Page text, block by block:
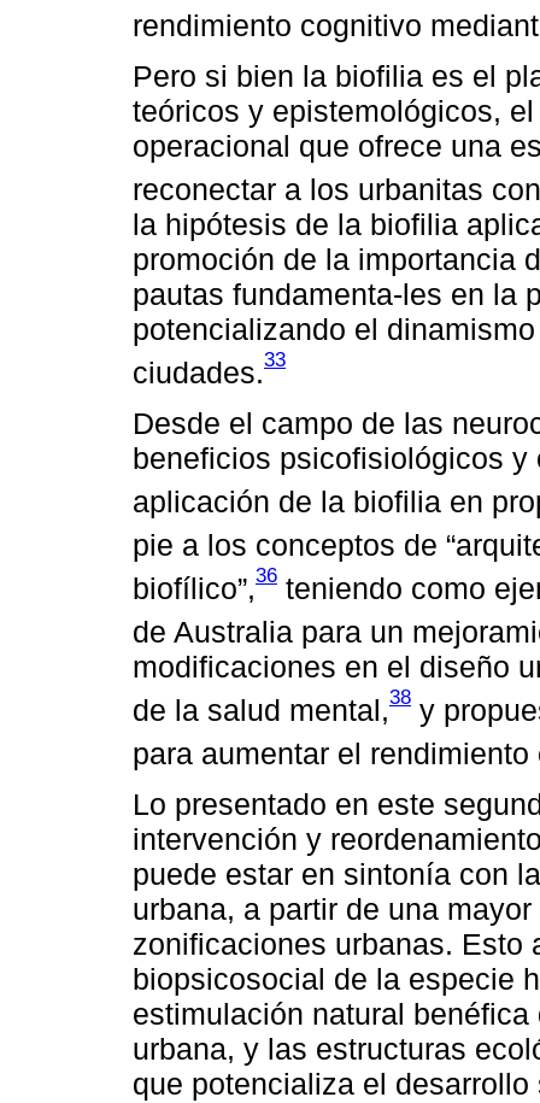
rendimiento cognitivo
Pero si bien la biofilia es el
teóricos y epistemológicos,
operacional que ofrece una
reconectar a los urbanitas
la hipótesis de la biofilia
promoción de la importancia
pautas fundamenta-les en la
potencializando el
ciudades.33
Desde el campo de las
beneficios psicofisiológicos
aplicación de la biofilia en
pie a los conceptos de
biofílico”,36 teniendo como
de Australia para un
modificaciones en el diseño
de la salud mental,38 y
para aumentar el rendimiento
Lo presentado en este
intervención y
puede estar en sintonía con
urbana, a partir de una
zonificaciones urbanas. Esto
biopsicosocial de la especie
estimulación natural
urbana, y las estructuras
que potencializa el